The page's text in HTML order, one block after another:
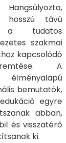
hosszú távú
a tudatos
szakmai
kapcsolódó
A
élményalapú
bemutatók,
egyre
abban,
és visszatérő
ki.